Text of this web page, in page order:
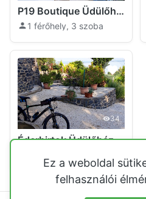
P19 Boutique Üdülőház Badacsony Badacsonytomaj
1 férőhely, 3 szoba
34
Éderbirtok Üdülőház Badacsonytomaj
Ez a weboldal
felhasználói